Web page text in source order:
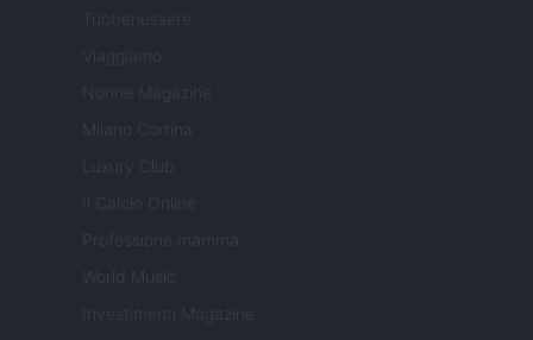
Tuobenessere
Viaggiamo
Nonne Magazine
Milano Cortina
Luxury Club
Il Calcio Online
Professione mamma
World Music
Investimenti Magazine